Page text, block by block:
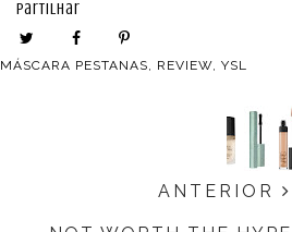
partilhar
MÁSCARA PESTANAS REVIEW YSL
ANTERIOR